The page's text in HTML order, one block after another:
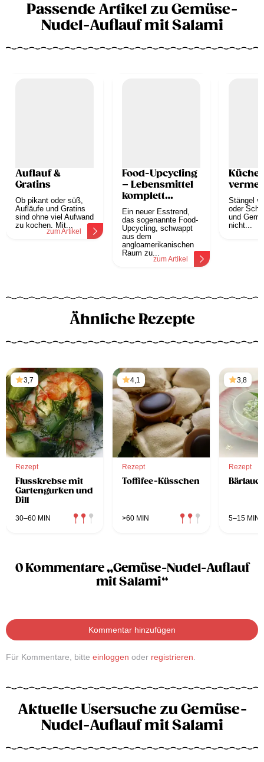
Passende Artikel zu Gemüse-
Nudel-Auflauf mit Salami
Auflauf &
Gratins
Ob pikant oder süß,
Aufläufe und Gratins
sind ohne viel Aufwand
zu kochen. Mit...
zum Artikel
Food-Upcycling
– Lebensmittel
komplett
verwerten
Ein neuer Esstrend,
das sogenannte Food-
Upcycling, schwappt
aus dem
angloamerikanischen
Raum zu...
zum Artikel
Stängel
oder
und
nicht...
Ähnliche Rezepte
3,7
Rezept
Flusskrebse mit
Gartengurken und
Dill
30–60 MIN
4,1
Rezept
Toffifee-Küsschen
>60 MIN
3,8
Rezept
5–15 MIN
0 Kommentare „Gemüse-Nudel-Auflauf
mit Salami“
Kommentar hinzufügen
Für Kommentare, bitte einloggen oder registrieren
Aktuelle Usersuche zu Gemüse-
Nudel-Auflauf mit Salami